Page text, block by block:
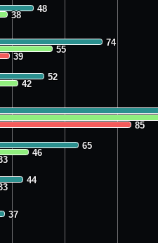
48
48
74
74
52
52
65
65
44
44
37
37
38
38
55
55
42
42
46
46
39
39
85
85